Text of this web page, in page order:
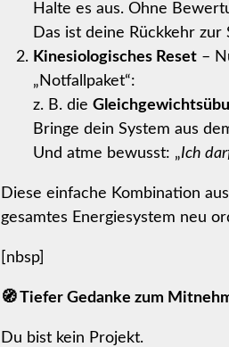
Halte es aus. Ohne
Das ist deine Rückkehr zur
Kinesiologisches Reset –
„Notfallpaket“:
z. B. die
Bringe dein System aus
Und atme bewusst: „Ich
Diese einfache Kombination
gesamtes Energiesystem neu
[nbsp]
🧭 Tiefer Gedanke zum
Du bist kein Projekt.